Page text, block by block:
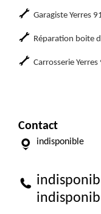
Garagiste Yerres
Réparation boite
Carrosserie
Contact
indisponible